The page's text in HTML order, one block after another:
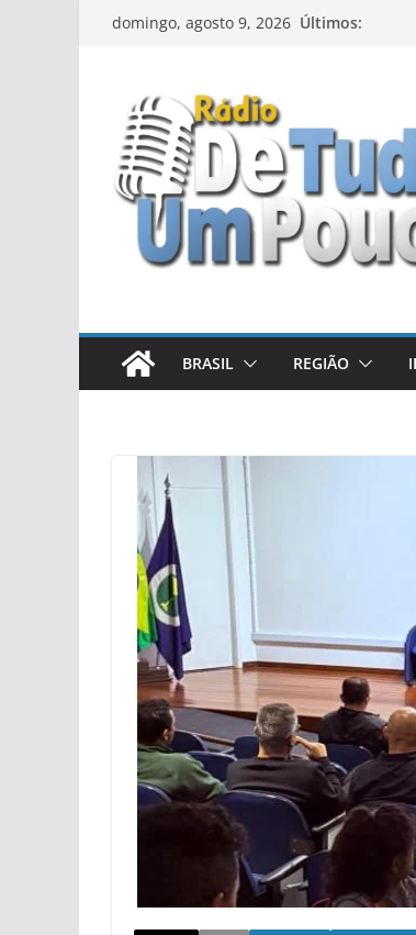
Pular
conteúdo
domingo, agosto 9, 2026 Últimos:
BRASIL REGIÃO